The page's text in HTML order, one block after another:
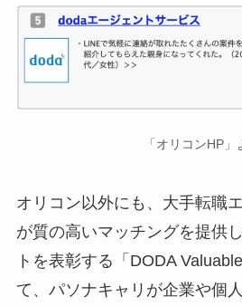
「オリコンHP」
オリコン以外にも、大手転職
が質の高いマッチングを提供
トを表彰する「DODA
て、パソナキャリが企業や個